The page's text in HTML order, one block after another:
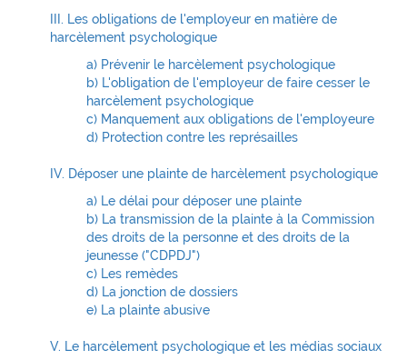
III. Les obligations de l'employeur en matière de
harcèlement psychologique
a) Prévenir le harcèlement psychologique
b) L'obligation de l'employeur de faire cesser le
harcèlement psychologique
c) Manquement aux obligations de l'employeure
d) Protection contre les représailles
IV. Déposer une plainte de harcèlement psychologique
a) Le délai pour déposer une plainte
b) La transmission de la plainte à la Commission
des droits de la personne et des droits de la
jeunesse ("CDPDJ")
c) Les remèdes
d) La jonction de dossiers
e) La plainte abusive
V. Le harcèlement psychologique et les médias sociaux